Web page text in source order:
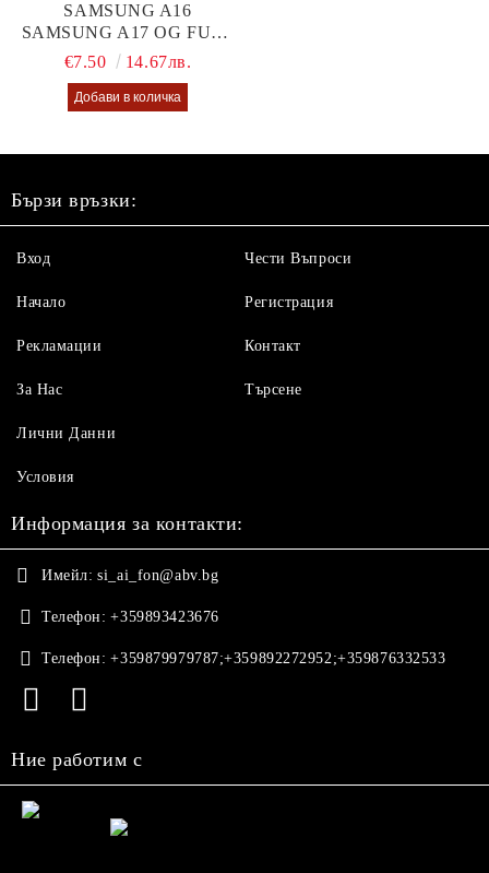
SAMSUNG A16
SAMSUNG A17 OG FULL
GLUE GLASS
€7.50 14.67лв.
Бързи връзки:
Вход
Начало
Рекламации
За Нас
Чести Въпроси
Регистрация
Контакт
Търсене
Лични Данни
Условия
Информация за контакти:
Имейл: si_ai_fon@abv.bg
Телефон: +359893423676
Телефон: +359879979787;+359892272952;+359876332533
Ние работим с